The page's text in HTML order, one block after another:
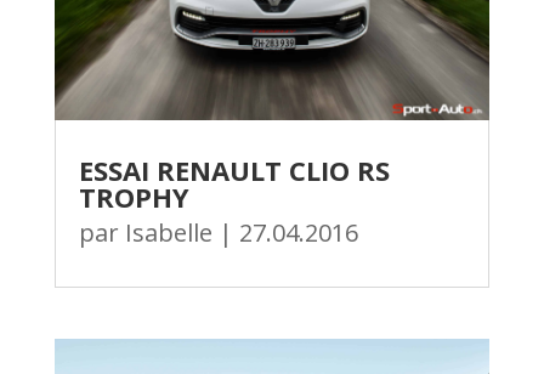
ESSAI RENAULT CLIO RS
TROPHY
par Isabelle | 27.04.2016